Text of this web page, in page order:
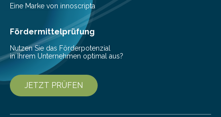
aus, dass gewöhnliche Flusspferde (Hippopotamus
amphibius) in Mitteleuropa vor ungefähr…
Eine Marke von innoscripta
Fördermittelprüfung
Nutzen Sie das Förderpotenzial
in Ihrem Unternehmen optimal aus?
JETZT PRÜFEN